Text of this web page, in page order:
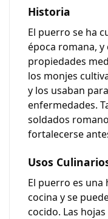
Historia
El puerro se ha
época romana,
propiedades
los monjes
y los usaban
enfermedades.
soldados
fortalecerse
Usos
El puerro es una
cocina y se
cocido. Las